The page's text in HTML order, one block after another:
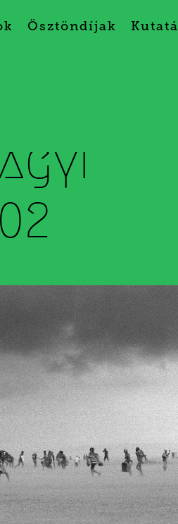
Ösztöndíjak